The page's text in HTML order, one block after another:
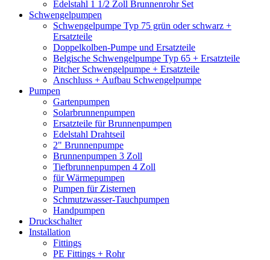
Edelstahl 1 1/2 Zoll Brunnenrohr Set
Schwengelpumpen
Schwengelpumpe Typ 75 grün oder schwarz +
Ersatzteile
Doppelkolben-Pumpe und Ersatzteile
Belgische Schwengelpumpe Typ 65 + Ersatzteile
Pitcher Schwengelpumpe + Ersatzteile
Anschluss + Aufbau Schwengelpumpe
Pumpen
Gartenpumpen
Solarbrunnenpumpen
Ersatzteile für Brunnenpumpen
Edelstahl Drahtseil
2" Brunnenpumpe
Brunnenpumpen 3 Zoll
Tiefbrunnenpumpen 4 Zoll
für Wärmepumpen
Pumpen für Zisternen
Schmutzwasser-Tauchpumpen
Handpumpen
Druckschalter
Installation
Fittings
PE Fittings + Rohr